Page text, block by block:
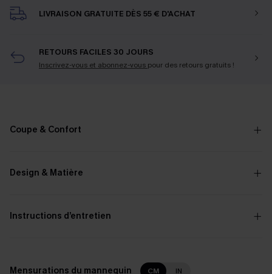
LIVRAISON GRATUITE DÈS 55 € D'ACHAT
RETOURS FACILES 30 JOURS
Inscrivez-vous et abonnez-vous pour des retours gratuits !
Coupe & Confort
Design & Matière
Instructions d’entretien
Mensurations du mannequin CM IN